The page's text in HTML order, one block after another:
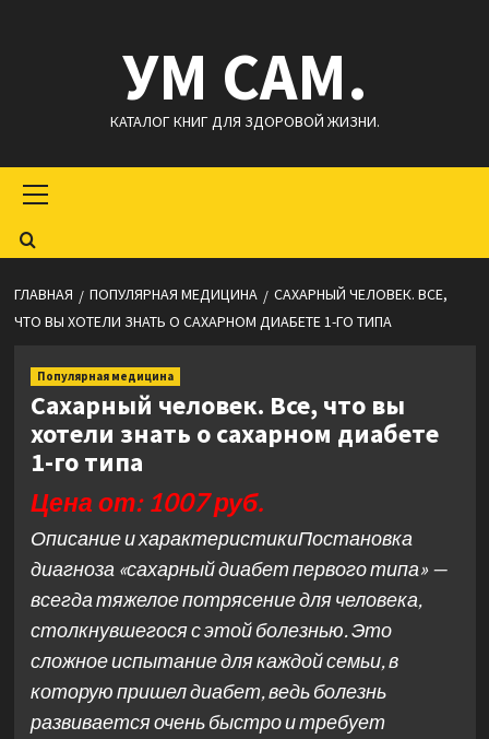
УМ САМ.
КАТАЛОГ КНИГ ДЛЯ ЗДОРОВОЙ ЖИЗНИ.
меню
ГЛАВНАЯ ПОПУЛЯРНАЯ МЕДИЦИНА
САХАРНЫЙ ЧЕЛОВЕК. ВСЕ,
ЧТО ВЫ ХОТЕЛИ ЗНАТЬ О САХАРНОМ ДИАБЕТЕ 1-ГО ТИПА
Популярная медицина
Сахарный человек. Все, что вы
хотели знать о сахарном диабете
1-го типа
Цена от: 1007 руб.
Описание и характеристикиПостановка
диагноза «сахарный диабет первого типа» —
всегда тяжелое потрясение для человека,
столкнувшегося с этой болезнью. Это
сложное испытание для каждой семьи, в
которую пришел диабет, ведь болезнь
развивается очень быстро и требует